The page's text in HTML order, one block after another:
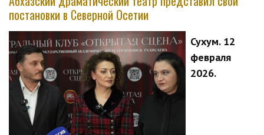
постановки в Северной Осетии
Сухум. 12
февраля
2026.